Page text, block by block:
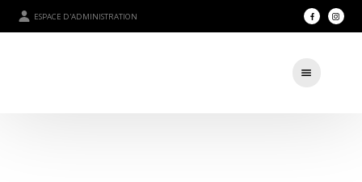
ESPACE D'ADMINISTRATION